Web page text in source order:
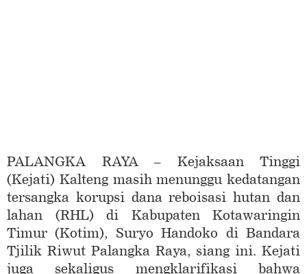
PALANGKA RAYA – Kejaksaan Tinggi
(Kejati) Kalteng masih menunggu kedatangan
tersangka korupsi dana reboisasi hutan dan
lahan (RHL) di Kabupaten Kotawaringin
Timur (Kotim), Suryo Handoko di Bandara
Tjilik Riwut Palangka Raya, siang ini. Kejati
juga sekaligus mengklarifikasi bahwa